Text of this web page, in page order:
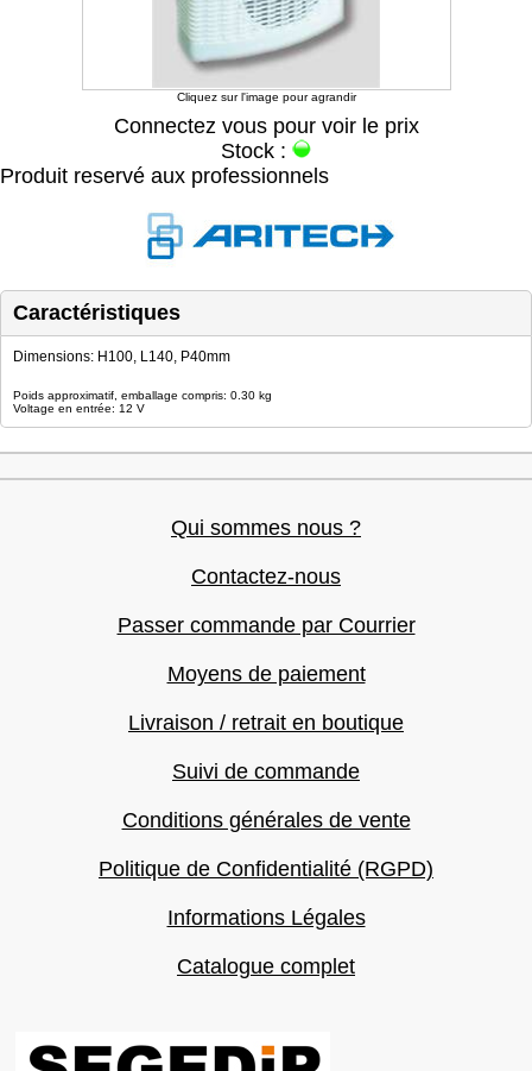
Cliquez sur l'image pour agrandir
Connectez vous pour voir le prix
Stock :
Produit reservé aux professionnels
Caractéristiques
Dimensions: H100, L140, P40mm
Poids approximatif, emballage compris: 0.30 kg
Voltage en entrée: 12 V
Qui sommes nous ?
Contactez-nous
Passer commande par Courrier
Moyens de paiement
Livraison / retrait en boutique
Suivi de commande
Conditions générales de vente
Politique de Confidentialité (RGPD)
Informations Légales
Catalogue complet